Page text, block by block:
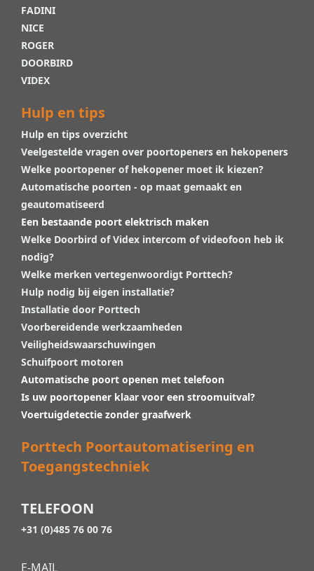
FADINI
NICE
ROGER
DOORBIRD
VIDEX
Hulp en tips
Hulp en tips overzicht
Veelgestelde vragen over poortopeners en hekopeners
Welke poortopener of hekopener moet ik kiezen?
Automatische poorten - op maat gemaakt en
geautomatiseerd
Een bestaande poort elektrisch maken
Welke Doorbird of Videx intercom of videofoon heb ik
nodig?
Welke merken vertegenwoordigt Porttech?
Hulp nodig bij eigen installatie?
Installatie door Porttech
Voorbereidende werkzaamheden
Veiligheidswaarschuwingen
Schuifpoort motoren
Automatische poort openen met telefoon
Is uw poortopener klaar voor een stroomuitval?
Voertuigdetectie zonder graafwerk
Porttech Poortautomatisering en
Toegangstechniek
TELEFOON
+31 (0)485 76 00 76
E-MAIL